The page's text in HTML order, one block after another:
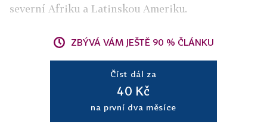
severní Afriku a Latinskou Ameriku.
ZBÝVÁ VÁM JEŠTĚ 90 % ČLÁNKU
Číst dál za
40 Kč
na první dva měsíce